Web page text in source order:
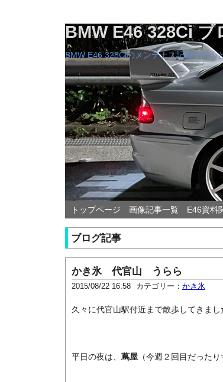
BMW E46 328Ci ブ
BMW E46 328Ciのメンテナス記録を中心
トップページ 画像記事一覧 E46資料
ブログ記事
かき氷 代官山 うらら
2015/08/22 16:58 カテゴリー： かき氷
久々に代官山駅付近まで散歩してきまし
平日の夜は、 蔦屋 （今週２回目だった